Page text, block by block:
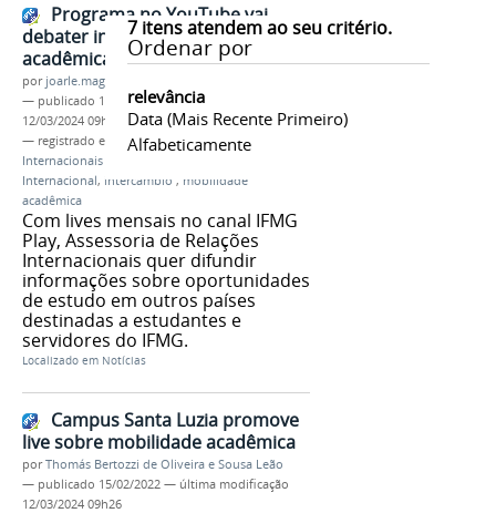
7itens atendem ao seu critério.
Ordenar por
relevância
Data (mais Recente Primeiro)
Alfabeticamente
Programa no YouTube vai
debater intercâmbio e mobilidade
acadêmica
por joarle.magalhaes
— publicado 19/01/2022—última modificação
12/03/2024 09h47
— registrado em:
Assessoria de Relações
Internacionais do IFMG
Internacional, intercâmbio , mobilidade
acadêmica
Com lives mensais no canal IFMG
Play, Assessoria de Relações
Internacionais quer difundir
informações sobre oportunidades
de estudo em outros países
destinadas a estudantes e
servidores do IFMG.
Localizado em Notícias
Campus Santa Luzia promove
live sobre mobilidade acadêmica
porThomás Bertozzi de Oliveira e Sousa Leão
— publicado 15/02/2022 — última modificação
12/03/2024 09h26